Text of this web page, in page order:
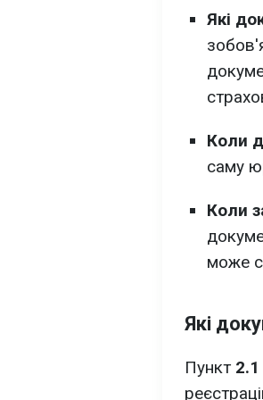
Які
Коли
саму
Коли
може
Які
Пункт